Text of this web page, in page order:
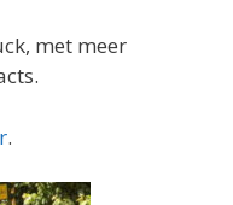
met meer
.